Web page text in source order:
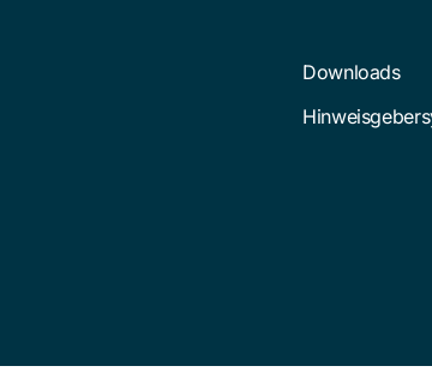
Downloads